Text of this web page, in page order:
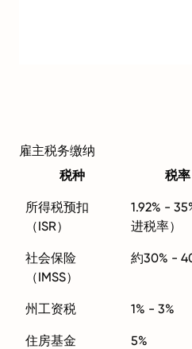
雇主税务缴纳
税种 税率
所得税预扣
（ISR）
1.92% -
进税率）
社会保险
（IMSS）
約30% -
州工资税 1% - 3%
住房基金
5%